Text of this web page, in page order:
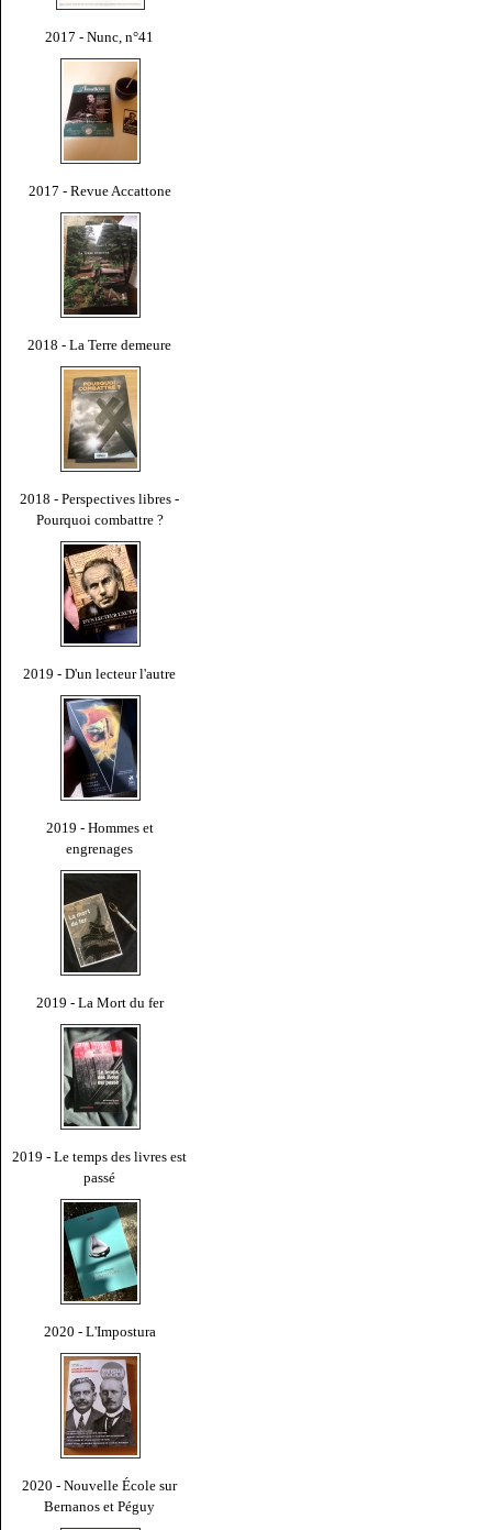
2017 - Nunc, n°41
2017 - Revue Accattone
2018 - La Terre demeure
2018 - Perspectives libres -
Pourquoi combattre ?
2019 - D'un lecteur l'autre
2019 - Hommes et
engrenages
2019 - La Mort du fer
2019 - Le temps des livres est
passé
2020 - L'Impostura
2020 - Nouvelle École sur
Bernanos et Péguy